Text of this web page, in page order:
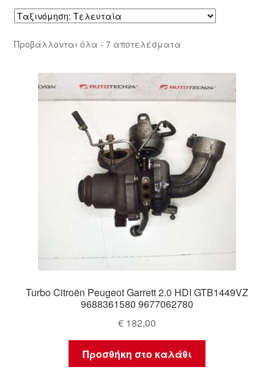
Μεταφορά
Ολοκλήρωση αγοράς
Οροι και Προϋποθέσεις
Παγκόσμια αποστολή
Πολιτική Απορρήτου
Προβάλλονται όλα - 7 αποτελέσματαSorted
latest
Turbo Citroën Peugeot Garrett 2.0 HDI GTB1449VZ
9688361580 9677062780
€ 182,00
Προσθήκη στο καλάθι